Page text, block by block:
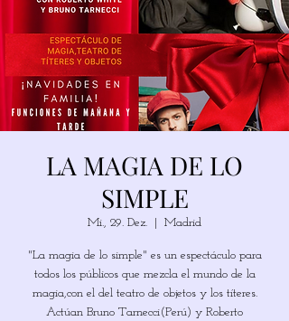
LA MAGIA DE LO
SIMPLE
Mi., 29. Dez. Madrid
"La magia de lo simple" es un espectáculo para
todos los públicos que mezcla el mundo de la
magia,con el del teatro de objetos y los títeres.
Actúan Bruno Tarnecci(Perú) y Roberto